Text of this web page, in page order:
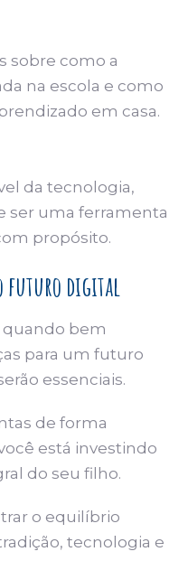
sobre como a
na escola e como
em casa.
da tecnologia,
ser uma ferramenta
propósito.
futuro digital
quando bem
para um futuro
essenciais.
de forma
está investindo
do seu filho.
o equilíbrio
tecnologia e